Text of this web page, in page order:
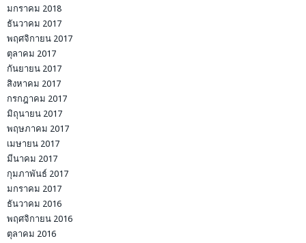
มกราคม 2018
ธันวาคม 2017
พฤศจิกายน 2017
ตุลาคม 2017
กันยายน 2017
สิงหาคม 2017
กรกฎาคม 2017
มิถุนายน 2017
พฤษภาคม 2017
เมษายน 2017
มีนาคม 2017
กุมภาพันธ์ 2017
มกราคม 2017
ธันวาคม 2016
พฤศจิกายน 2016
ตุลาคม 2016